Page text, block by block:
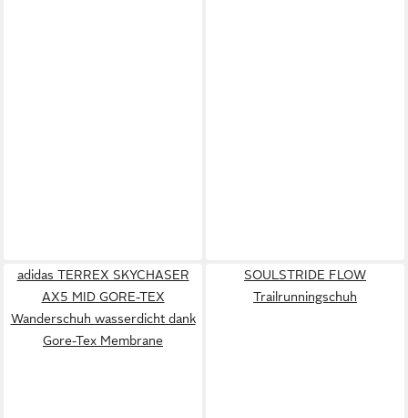
adidas TERREX SKYCHASER
AX5 MID GORE-TEX
Wanderschuh wasserdicht dank
Gore-Tex Membrane
SOULSTRIDE FLOW
Trailrunningschuh